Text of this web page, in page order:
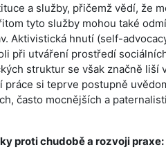
a služby, přičemž vědí, že
tyto služby mohou také
Aktivistická hnutí (self-
při utváření prostředí
struktur se však značně liší
si teprve postupně
často mocnějších a
proti chudobě a rozvoji